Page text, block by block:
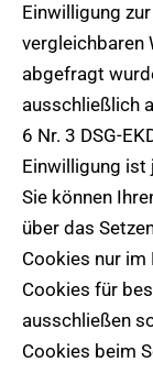
Einwilligung
vergleichbaren
abgefragt
ausschließlich
6 Nr. 3 DSG-
Einwilligung ist
Sie können
über das
Cookies nur im
Cookies für
ausschließen
Cookies beim